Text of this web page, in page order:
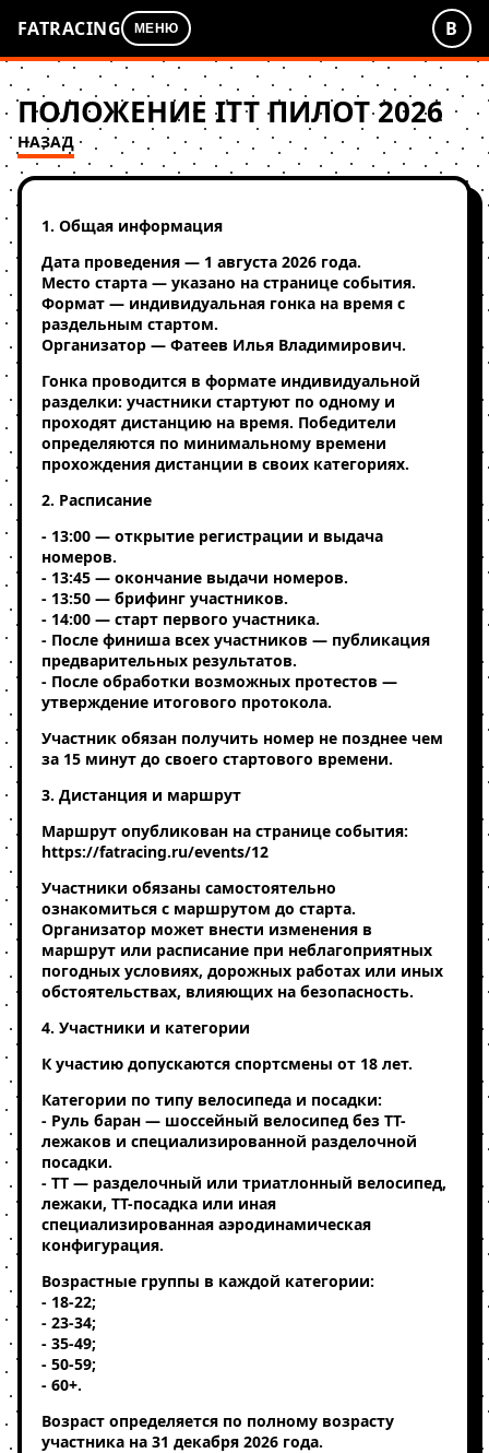
FATRACING МЕНЮ В
ПОЛОЖЕНИЕ ITT ПИЛОТ 2026
НАЗАД
1. Общая информация
Дата проведения — 1 августа 2026 года.
Место старта — указано на странице события.
Формат — индивидуальная гонка на время с
раздельным стартом.
Организатор — Фатеев Илья Владимирович.
Гонка проводится в формате индивидуальной
разделки: участники стартуют по одному и
проходят дистанцию на время. Победители
определяются по минимальному времени
прохождения дистанции в своих категориях.
2. Расписание
- 13:00 — открытие регистрации и выдача
номеров.
- 13:45 — окончание выдачи номеров.
- 13:50 — брифинг участников.
- 14:00 — старт первого участника.
- После финиша всех участников — публикация
предварительных результатов.
- После обработки возможных протестов —
утверждение итогового протокола.
Участник обязан получить номер не позднее чем
за 15 минут до своего стартового времени.
3. Дистанция и маршрут
Маршрут опубликован на странице события:
https://fatracing.ru/events/12
Участники обязаны самостоятельно
ознакомиться с маршрутом до старта.
Организатор может внести изменения в
маршрут или расписание при неблагоприятных
погодных условиях, дорожных работах или иных
обстоятельствах, влияющих на безопасность.
4. Участники и категории
К участию допускаются спортсмены от 18 лет.
Категории по типу велосипеда и посадки:
- Руль баран — шоссейный велосипед без ТТ-
лежаков и специализированной разделочной
посадки.
- ТТ — разделочный или триатлонный велосипед,
лежаки, ТТ-посадка или иная
специализированная аэродинамическая
конфигурация.
Возрастные группы в каждой категории:
- 18-22;
- 23-34;
- 35-49;
- 50-59;
- 60+.
Возраст определяется по полному возрасту
участника на 31 декабря 2026 года.